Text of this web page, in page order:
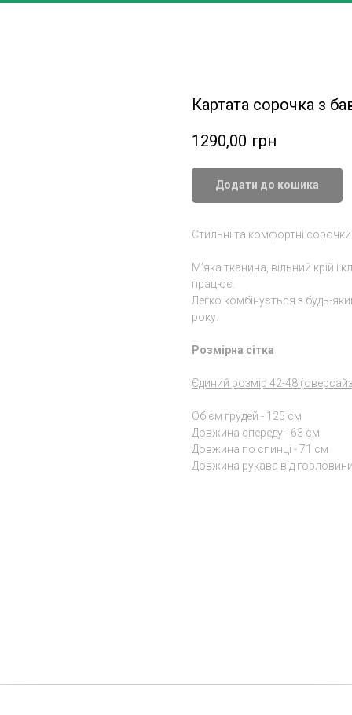
Картата сорочка з
1290,00 грн
Додати до кошика
Стильні та комфортні сорочки
Мʼяка тканина, вільний крій
працює.
Легко комбінується з будь-
року.
Розмірна сітка
Єдиний розмір 42-48
Об'єм грудей - 125 см
Довжина спереду - 63 см
Довжина по спинці - 71 см
Довжина рукава від